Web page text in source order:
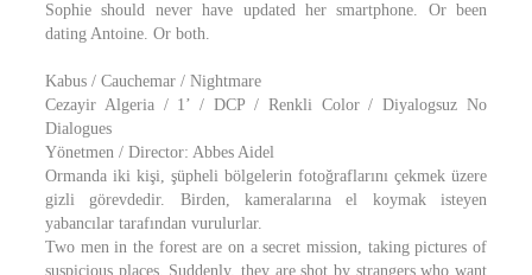
Sophie should never have updated her smartphone. Or been
dating Antoine. Or both.
Kabus / Cauchemar / Nightmare
Cezayir Algeria / 1’ / DCP / Renkli Color / Diyalogsuz No
Dialogues
Yönetmen / Director: Abbes Aidel
Ormanda iki kişi, şüpheli bölgelerin fotoğraflarını çekmek üzere
gizli görevdedir. Birden, kameralarına el koymak isteyen
yabancılar tarafından vurulurlar.
Two men in the forest are on a secret mission, taking pictures of
suspicious places. Suddenly, they are shot by strangers who want